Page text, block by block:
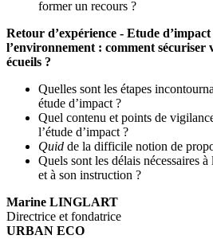
former un recours ?
Retour d’expérience - Etude
l’environnement : comment sécuriser
écueils ?
Quelles sont les étapes
étude d’impact ?
Quel contenu et points de
l’étude d’impact ?
Quid de la difficile notion de
Quels sont les délais nécessaires
et à son instruction ?
Marine LINGLART
Directrice et fondatrice
URBAN ECO